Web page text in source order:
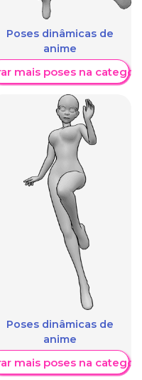
Poses dinâmicas de
anime
mais poses na
Poses dinâmicas de
anime
mais poses na